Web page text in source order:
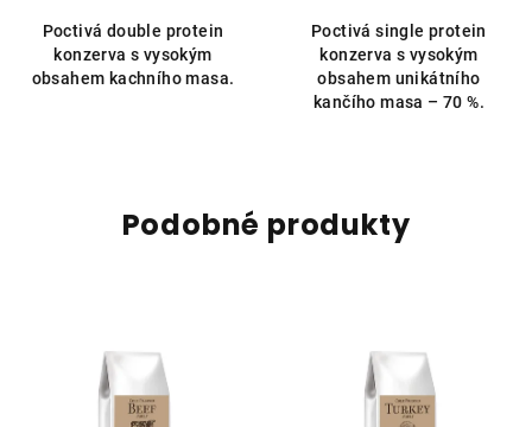
Poctivá double protein
konzerva s vysokým
obsahem kachního masa.
z
5
hvězdiček.
Poctivá single protein
konzerva s vysokým
obsahem unikátního
kančího masa – 70 %.
Podobné produkty